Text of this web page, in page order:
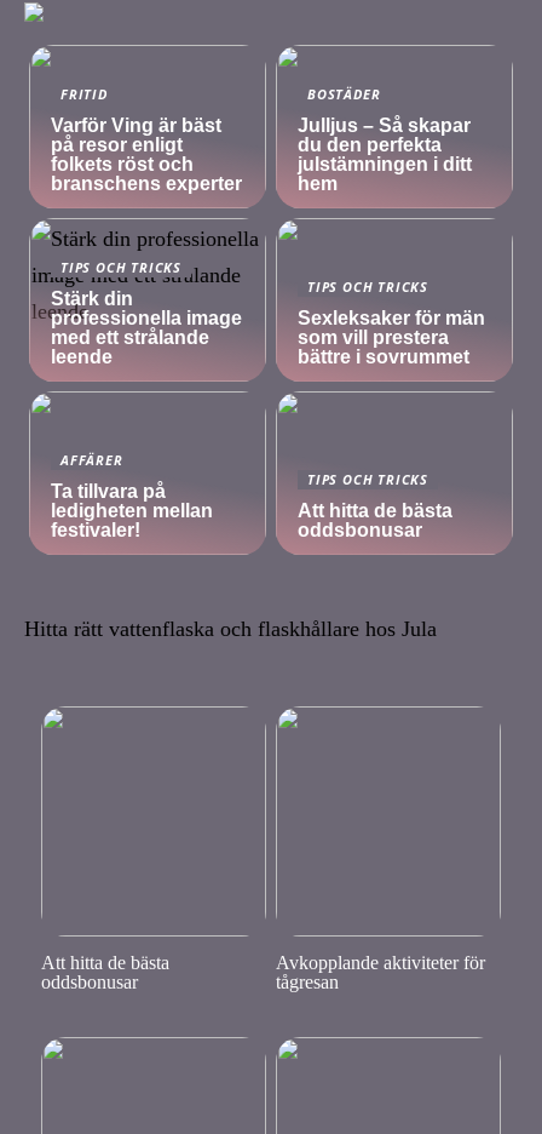
FRITID
Varför Ving är bäst
på resor enligt
folkets röst och
branschens experter
BOSTÄDER
Julljus – Så skapar
du den perfekta
julstämningen i ditt
hem
TIPS OCH TRICKS
Stärk din
professionella image
med ett strålande
leende
TIPS OCH TRICKS
Sexleksaker för män
som vill prestera
bättre i sovrummet
AFFÄRER
Ta tillvara på
ledigheten mellan
festivaler!
TIPS OCH TRICKS
Att hitta de bästa
oddsbonusar
Hitta rätt vattenflaska och flaskhållare hos Jula
Att hitta de bästa
oddsbonusar
Avkopplande aktiviteter för
tågresan